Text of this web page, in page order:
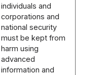
individuals and
corporations and
national security
must be kept from
harm using
advanced
information and